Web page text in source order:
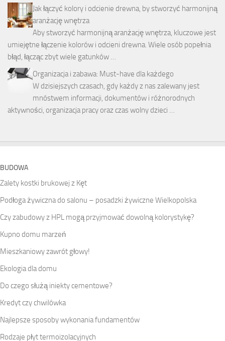
Jak łączyć kolory i odcienie drewna, by stworzyć harmonijną
aranżację wnętrza
Aby stworzyć harmonijną aranżację wnętrza, kluczowe jest
umiejętne łączenie kolorów i odcieni drewna. Wiele osób popełnia
błąd, łącząc zbyt wiele gatunków …
Organizacja i zabawa: Must-have dla każdego
W dzisiejszych czasach, gdy każdy z nas zalewany jest
mnóstwem informacji, dokumentów i różnorodnych
aktywności, organizacja pracy oraz czas wolny dzieci …
BUDOWA
Zalety kostki brukowej z Kęt
Podłoga żywiczna do salonu – posadzki żywiczne Wielkopolska
Czy zabudowy z HPL mogą przyjmować dowolną kolorystykę?
Kupno domu marzeń
Mieszkaniowy zawrót głowy!
Ekologia dla domu
Do czego służą iniekty cementowe?
Kredyt czy chwilówka
Najlepsze sposoby wykonania fundamentów
Rodzaje płyt termoizolacyjnych